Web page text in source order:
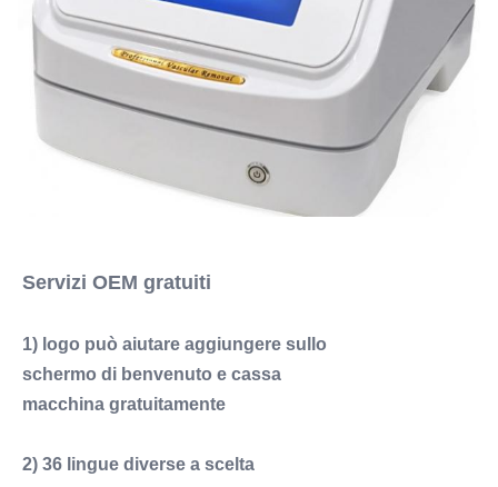
Servizi OEM gratuiti
1) logo può aiutare aggiungere sullo
schermo di benvenuto e cassa
macchina gratuitamente
2) 36 lingue diverse a scelta